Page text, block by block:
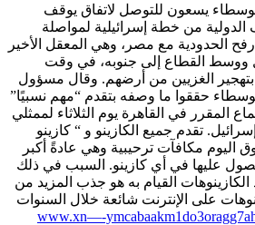
يسعون للتوصل لاتفاق يوقف
الدولية من خطة إسرائيلية لمواصلة
الحدودية مع مصر، وهي المعقل الأخير
ووسط القطاع إلى جنوبه، في وقت
الغزيين من أرضهم. وقال مسؤول
حققوا ما وصفه بتقدم “مهم نسبيًا”
المقرر في القاهرة يوم الثلاثاء لممثلي
تقدم جميع الكازينو و “ كازينو
مكافآت ترحيبية وهي عادةً أكبر
عليها في أي كازينو. السبب في ذلك
القيام به هو جذب المزيد من
على الإنترنت شائعة خلال السنوات
www.xn—-